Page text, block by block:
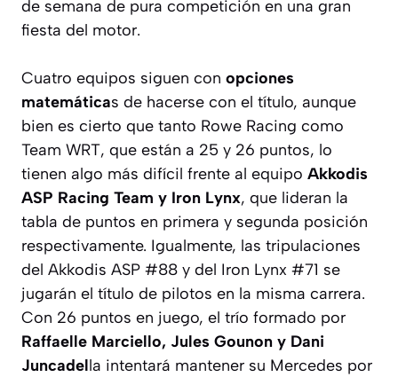
de semana de pura competición en una gran
fiesta del motor.
Cuatro equipos siguen con opciones
matemáticas de hacerse con el título, aunque
bien es cierto que tanto Rowe Racing como
Team WRT, que están a 25 y 26 puntos, lo
tienen algo más difícil frente al equipo Akkodis
ASP Racing Team y Iron Lynx, que lideran la
tabla de puntos en primera y segunda posición
respectivamente. Igualmente, las tripulaciones
del Akkodis ASP #88 y del Iron Lynx #71 se
jugarán el título de pilotos en la misma carrera.
Con 26 puntos en juego, el trío formado por
Raffaelle Marciello, Jules Gounon y Dani
Juncadella intentará mantener su Mercedes por